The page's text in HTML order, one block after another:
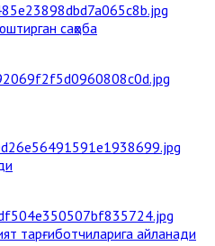
саҳоба
тарғиботчиларига айланади